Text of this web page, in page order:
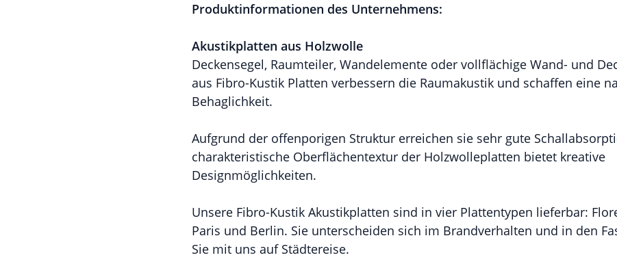
Produktinformationen des Unternehmens:
Akustikplatten aus Holzwolle
Deckensegel, Raumteiler, Wandelemente oder vollflächige Wand- und
aus Fibro-Kustik Platten verbessern die Raumakustik und schaffen eine
Behaglichkeit.
Aufgrund der offenporigen Struktur erreichen sie sehr gute
charakteristische Oberflächentextur der Holzwolleplatten bietet kreative
Designmöglichkeiten.
Unsere Fibro-Kustik Akustikplatten sind in vier Plattentypen lieferbar:
Paris und Berlin. Sie unterscheiden sich im Brandverhalten und in den
Sie mit uns auf Städtereise.